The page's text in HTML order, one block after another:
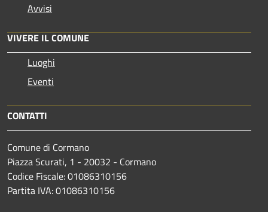
Avvisi
VIVERE IL COMUNE
Luoghi
Eventi
CONTATTI
Comune di Cormano
Piazza Scurati, 1 - 20032 - Cormano
Codice Fiscale: 01086310156
Partita IVA: 01086310156